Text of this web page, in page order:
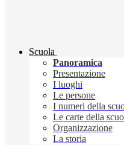
Scuola
Panoramica
Presentazione
I luoghi
Le persone
I numeri della
Le carte della
Organizzazione
La storia